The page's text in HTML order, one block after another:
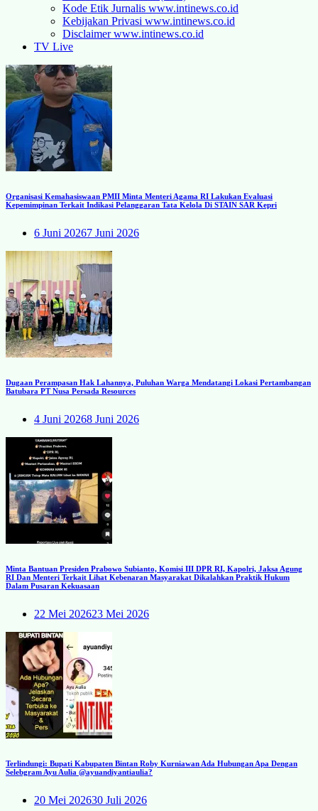
Kode Etik Jurnalis www.intinews.co.id
Kebijakan Privasi www.intinews.co.id
Disclaimer www.intinews.co.id
TV Live
Organisasi Kemahasiswaan PMII Minta Menteri Agama RI Lakukan Evaluasi
Kepemimpinan Terkait Indikasi Pelanggaran Tata Kelola Di STAIN SAR Kepri
6 Juni 20267 Juni 2026
Dugaan Perampasan Hak Lahannya, Puluhan Warga Mendatangi Lokasi Pertambangan
Batubara PT Nusa Persada Resources
4 Juni 20268 Juni 2026
Minta Bantuan Presiden Prabowo Subianto, Komisi III DPR RI, Kapolri, Jaksa Agung
RI Dan Menteri Terkait Lihat Kebenaran Masyarakat Dikalahkan Praktik Hukum
Dalam Pusaran Kekuasaan
22 Mei 202623 Mei 2026
Terlindungi: Bupati Kabupaten Bintan Roby Kurniawan Ada Hubungan Apa Dengan
Selebgram Ayu Aulia @ayuandiyantiaulia?
20 Mei 202630 Juli 2026